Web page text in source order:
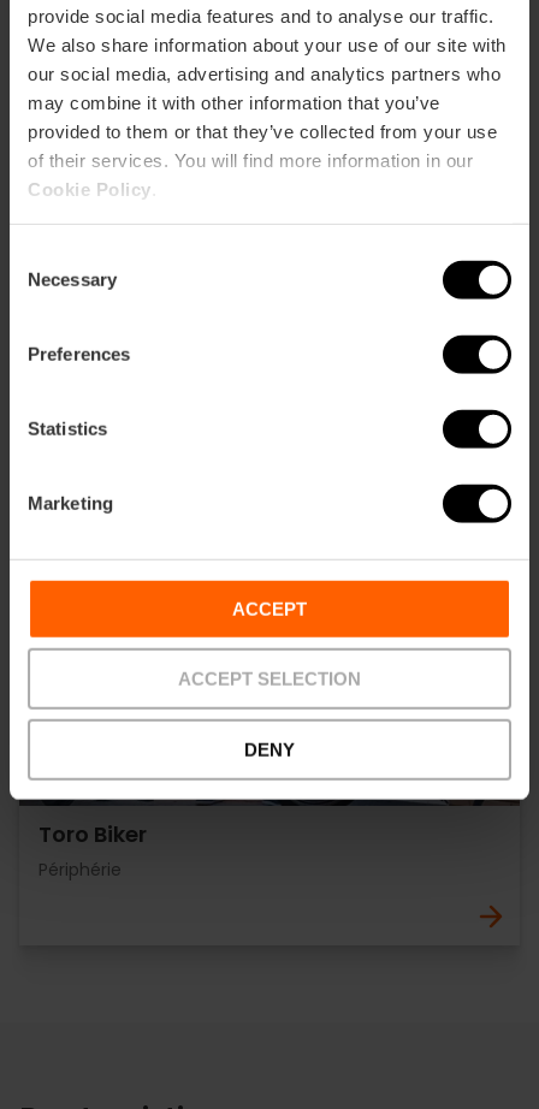
provide social media features and to analyse our traffic.
We also share information about your use of our site with
our social media, advertising and analytics partners who
may combine it with other information that you’ve
provided to them or that they’ve collected from your use
of their services. You will find more information in our
Cookie Policy
Selection
Necessary
Preferences
Statistics
Marketing
ACCEPT
ACCEPT SELECTION
DENY
Experiencity Valencia
Ruzafa et Ensanche
Toro Biker
Périphérie